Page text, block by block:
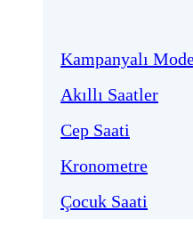
Kampanyalı
Akıllı Saatler
Cep Saati
Kronometre
Çocuk Saati